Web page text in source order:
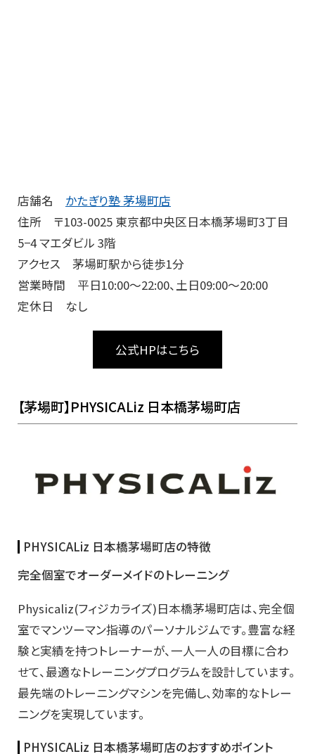
店舗名 かたぎり塾 茅場町店
住所 〒103-0025 東京都中央区日本橋茅場町3丁目
5−4 マエダビル 3階
アクセス 茅場町駅から徒歩1分
営業時間 平日10:00～22:00、土日09:00～20:00
定休日 なし
公式HPはこちら
【茅場町】PHYSICALiz 日本橋茅場町店
PHYSICALiz 日本橋茅場町店の特徴
完全個室でオーダーメイドのトレーニング
Physicaliz(フィジカライズ)日本橋茅場町店は、完全個
室でマンツーマン指導のパーソナルジムです。豊富な経
験と実績を持つトレーナーが、一人一人の目標に合わ
せて、最適なトレーニングプログラムを設計しています。
最先端のトレーニングマシンを完備し、効率的なトレー
ニングを実現しています。
PHYSICALiz 日本橋茅場町店のおすすめポイント